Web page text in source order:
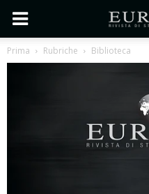
Prima Rubriche Biblioteca